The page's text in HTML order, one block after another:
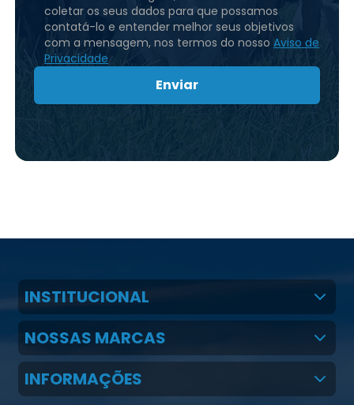
coletar os seus dados para que possamos
contatá-lo e entender melhor seus objetivos
com a mensagem, nos termos do nossoAviso de
Privacidade
Enviar
INSTITUCIONAL
Quem Somos
Claudio Martins Real
LGPD
NOSSAS MARCAS
Real H Nutrição Animal
CMR Saúde
INFORMAÇÕES